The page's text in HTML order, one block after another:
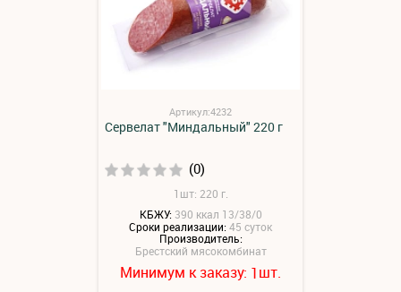
Артикул:4232
Сервелат "Миндальный" 220 г
(0)
1шт: 220 г.
КБЖУ: 390 ккал 13/38/0
Сроки реализации:45 суток
Производитель:
Брестский мясокомбинат
Минимум к заказу: 1шт.